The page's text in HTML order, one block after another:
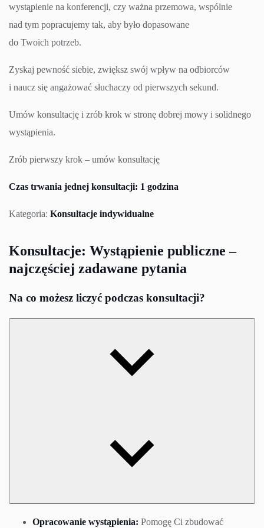
wystąpienie na konferencji, czy ważna przemowa, wspólnie
nad tym popracujemy tak, aby było dopasowane
do Twoich potrzeb.
Zyskaj pewność siebie, zwiększ swój wpływ na odbiorców
i naucz się angażować słuchaczy od pierwszych sekund.
Umów konsultację i zrób krok w stronę dobrej mowy i solidnego
wystąpienia.
Zrób pierwszy krok – umów konsultację
Czas trwania jednej konsultacji: 1 godzina
Kategoria: Konsultacje indywidualne
Konsultacje: Wystąpienie publiczne –
najczęściej zadawane pytania
Na co możesz liczyć podczas konsultacji?
Opracowanie wystąpienia: Pomogę Ci zbudować